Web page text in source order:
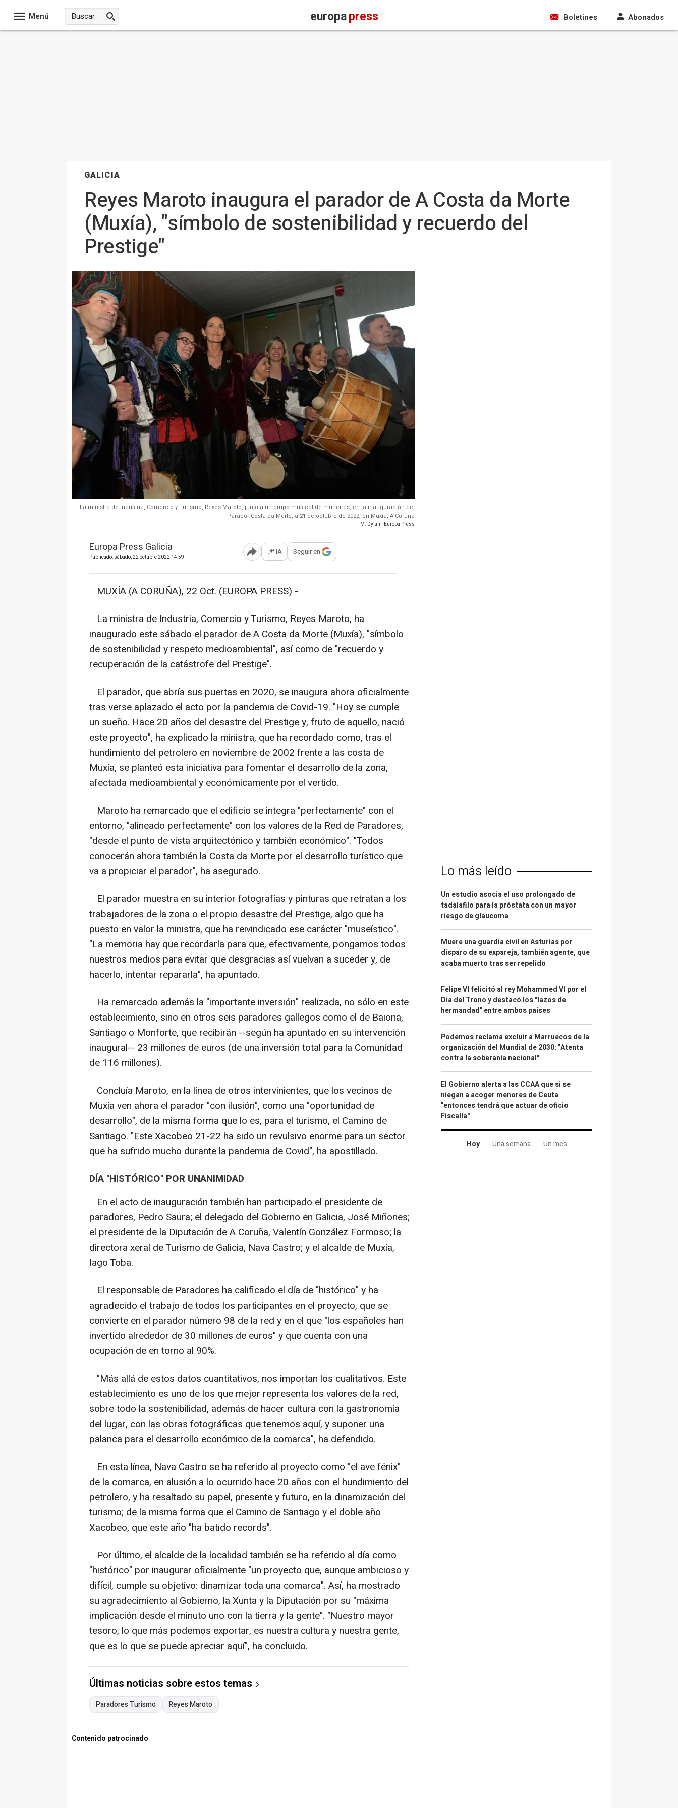
Menú europapress Boletines Abonados
GALICIA
Reyes Maroto inaugura el parador de A Costa da Morte
(Muxía), "símbolo de sostenibilidad y recuerdo del
Prestige"
La ministra de Industria, Comercio y Turismo, Reyes Maroto, junto a un grupo musical de muñeiras, en la inauguración del
Parador Costa da Morte, a 21 de octubre de 2022, en Muxía, A Coruña
- M. Dylan - Europa Press
Europa Press Galicia
Publicado: sábado, 22 octubre 2022 14:59 Abrir opciones para compartir
IA Seguir en
MUXÍA (A CORUÑA), 22 Oct. (EUROPA PRESS) -
La ministra de Industria, Comercio y Turismo, Reyes Maroto, ha
inaugurado este sábado el parador de A Costa da Morte (Muxía), "símbolo
de sostenibilidad y respeto medioambiental", así como de "recuerdo y
recuperación de la catástrofe del Prestige".
El parador, que abría sus puertas en 2020, se inaugura ahora oficialmente
tras verse aplazado el acto por la pandemia de Covid-19. "Hoy se cumple
un sueño. Hace 20 años del desastre del Prestige y, fruto de aquello, nació
este proyecto", ha explicado la ministra, que ha recordado como, tras el
hundimiento del petrolero en noviembre de 2002 frente a las costa de
Muxía, se planteó esta iniciativa para fomentar el desarrollo de la zona,
afectada medioambiental y económicamente por el vertido.
Maroto ha remarcado que el edificio se integra "perfectamente" con el
entorno, "alineado perfectamente" con los valores de la Red de Paradores,
"desde el punto de vista arquitectónico y también económico". "Todos
conocerán ahora también la Costa da Morte por el desarrollo turístico que
va a propiciar el parador", ha asegurado.
El parador muestra en su interior fotografías y pinturas que retratan a los
trabajadores de la zona o el propio desastre del Prestige, algo que ha
puesto en valor la ministra, que ha reivindicado ese carácter "museístico".
"La memoria hay que recordarla para que, efectivamente, pongamos todos
nuestros medios para evitar que desgracias así vuelvan a suceder y, de
hacerlo, intentar repararla", ha apuntado.
Ha remarcado además la "importante inversión" realizada, no sólo en este
establecimiento, sino en otros seis paradores gallegos como el de Baiona,
Santiago o Monforte, que recibirán --según ha apuntado en su intervención
inaugural-- 23 millones de euros (de una inversión total para la Comunidad
de 116 millones).
Concluía Maroto, en la línea de otros intervinientes, que los vecinos de
Muxía ven ahora el parador "con ilusión", como una "oportunidad de
desarrollo", de la misma forma que lo es, para el turismo, el Camino de
Santiago. "Este Xacobeo 21-22 ha sido un revulsivo enorme para un sector
que ha sufrido mucho durante la pandemia de Covid", ha apostillado.
DÍA "HISTÓRICO" POR UNANIMIDAD
En el acto de inauguración también han participado el presidente de
paradores, Pedro Saura; el delegado del Gobierno en Galicia, José Miñones;
el presidente de la Diputación de A Coruña, Valentín González Formoso; la
directora xeral de Turismo de Galicia, Nava Castro; y el alcalde de Muxía,
Iago Toba.
El responsable de Paradores ha calificado el día de "histórico" y ha
agradecido el trabajo de todos los participantes en el proyecto, que se
convierte en el parador número 98 de la red y en el que "los españoles han
invertido alrededor de 30 millones de euros" y que cuenta con una
ocupación de en torno al 90%.
"Más allá de estos datos cuantitativos, nos importan los cualitativos. Este
establecimiento es uno de los que mejor representa los valores de la red,
sobre todo la sostenibilidad, además de hacer cultura con la gastronomía
del lugar, con las obras fotográficas que tenemos aquí, y suponer una
palanca para el desarrollo económico de la comarca", ha defendido.
En esta línea, Nava Castro se ha referido al proyecto como "el ave fénix"
de la comarca, en alusión a lo ocurrido hace 20 años con el hundimiento del
petrolero, y ha resaltado su papel, presente y futuro, en la dinamización del
turismo; de la misma forma que el Camino de Santiago y el doble año
Xacobeo, que este año "ha batido records".
Por último, el alcalde de la localidad también se ha referido al día como
"histórico" por inaugurar oficialmente "un proyecto que, aunque ambicioso y
difícil, cumple su objetivo: dinamizar toda una comarca". Así, ha mostrado
su agradecimiento al Gobierno, la Xunta y la Diputación por su "máxima
implicación desde el minuto uno con la tierra y la gente". "Nuestro mayor
tesoro, lo que más podemos exportar, es nuestra cultura y nuestra gente,
que es lo que se puede apreciar aquí", ha concluido.
Últimas noticias sobre estos temas
Paradores Turismo Reyes Maroto
Contenido patrocinado
Lo más leído
Un estudio asocia el uso prolongado de
tadalafilo para la próstata con un mayor
riesgo de glaucoma
Muere una guardia civil en Asturias por
disparo de su expareja, también agente, que
acaba muerto tras ser repelido
Felipe VI felicitó al rey Mohammed VI por el
Día del Trono y destacó los "lazos de
hermandad" entre ambos países
Podemos reclama excluir a Marruecos de la
organización del Mundial de 2030: "Atenta
contra la soberanía nacional"
El Gobierno alerta a las CCAA que si se
niegan a acoger menores de Ceuta
"entonces tendrá que actuar de oficio
Fiscalía"
Hoy Una semana Un mes